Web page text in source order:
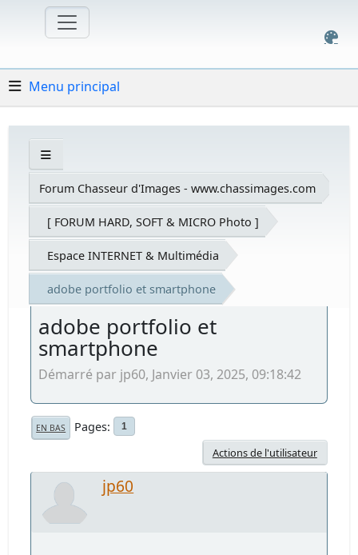
Menu principal
Forum Chasseur d'Images - www.chassimages.com
[ FORUM HARD, SOFT & MICRO Photo ]
Espace INTERNET & Multimédia
adobe portfolio et smartphone
adobe portfolio et
smartphone
Démarré par jp60, Janvier 03, 2025, 09:18:42
EN BAS Pages 1
Actions de l'utilisateur
jp60